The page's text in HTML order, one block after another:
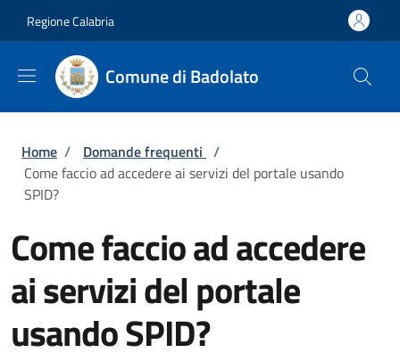
Regione Calabria
Comune di Badolato
Briciole di pane
Home / Domande frequenti /
Come faccio ad accedere ai servizi del portale usando
SPID?
Come faccio ad accedere
ai servizi del portale
usando SPID?